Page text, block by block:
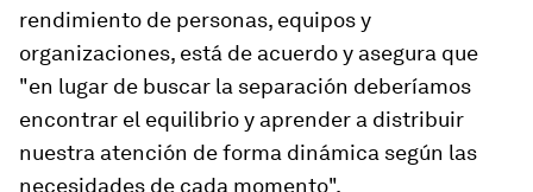
rendimiento de personas, equipos y
organizaciones, está de acuerdo y asegura que
"en lugar de buscar la separación deberíamos
encontrar el equilibrio y aprender a distribuir
nuestra atención de forma dinámica según las
necesidades de cada momento".